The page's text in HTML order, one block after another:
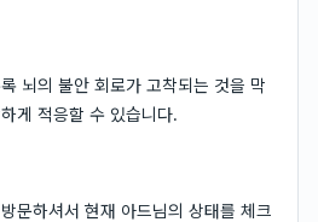
뇌의 불안 회로가 고착되는 것을 막
게 적응할 수 있습니다.
문하셔서 현재 아드님의 상태를 체크